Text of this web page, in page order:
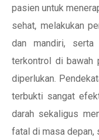
pasien untuk
sehat, melakukan
dan mandiri, serta
terkontrol di bawah
diperlukan.
terbukti sangat
darah sekaligus
fatal di masa depan,